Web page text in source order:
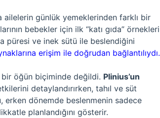
günlük yemeklerinden farklı bir
bebekler için ilk “katı gıda” örnekleri
püresi ve inek sütü ile beslendiğini
erişim ile doğrudan bağlantılıydı.
bir öğün biçiminde değildi. Plinius’un
detaylandırırken, tahıl ve süt
erken dönemde beslenmenin sadece
planlandığını gösterir.